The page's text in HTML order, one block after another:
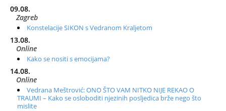
09.08.
Zagreb
Konstelacije SIKON s Vedranom Kraljetom
13.08.
Online
Kako se nositi s emocijama?
14.08.
Online
Vedrana Meštrović: ONO ŠTO VAM NITKO NIJE REKAO O
TRAUMI – Kako se osloboditi njezinih posljedica brže nego što
mislite